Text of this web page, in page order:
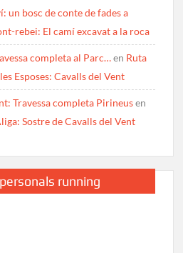
un bosc de conte de fades a
rebei: El camí excavat a la roca
completa al Parc…en Ruta
Esposes: Cavalls del Vent
Travessa completa Pirineusen
Sostre de Cavalls del Vent
running